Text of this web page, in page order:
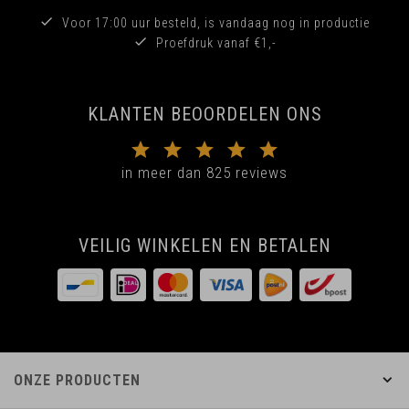
Voor 17:00 uur besteld, is vandaag nog in productie
Proefdruk vanaf €1,-
KLANTEN BEOORDELEN ONS
in meer dan 825 reviews
VEILIG WINKELEN EN BETALEN
ONZE PRODUCTEN